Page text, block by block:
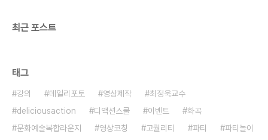
최근 포스트
태그
강의 데일리포토 영상제작
최정욱교수
deliciousaction
디액션스쿨 이벤트
화곡
문화예술복합라운지
영상코칭 고퀄리티 파티
파티놀이